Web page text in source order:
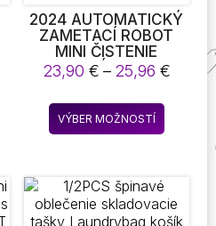
2024 AUTOMATICKÝ
ZAMETACÍ ROBOT
MINI ČISTENIE
DOMÁCEHO
VYSÁVAČA ROZLIATE
NÁPOJE ČISTIČ
PRACHU USB
NABÍJATEĽNÝ MOKRÝ
INTELIGENTNÝ
ZAMETAČ 3 V 1
23,90 € – 25,96 €Price
VÝBER MOŽNOSTÍ
Tento
produkt